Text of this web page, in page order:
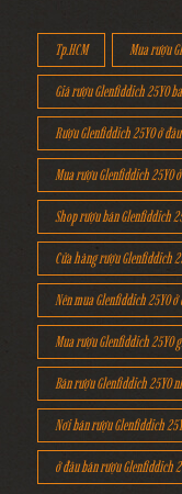
Tp.HCM Mua rượu
Giá rượu Glenfiddich 25YO
Rượu Glenfiddich 25YO ở đâu
Mua rượu Glenfiddich 25YO
Shop rượu bán Glenfiddich
Cửa hàng rượu Glenfiddich
Nên mua Glenfiddich 25YO
Mua rượu Glenfiddich 25YO
Bán rượu Glenfiddich 25YO
Nơi bán rượu Glenfiddich
ở đâu bán rượu Glenfiddich